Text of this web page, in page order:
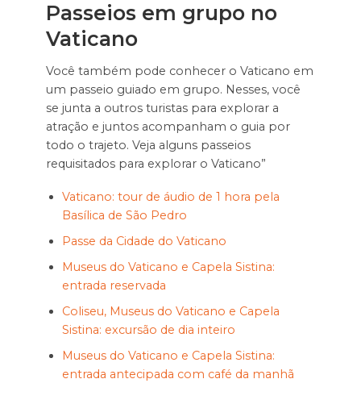
Passeios em grupo no
Vaticano
Você também pode conhecer o Vaticano em
um passeio guiado em grupo. Nesses, você
se junta a outros turistas para explorar a
atração e juntos acompanham o guia por
todo o trajeto. Veja alguns passeios
requisitados para explorar o Vaticano”
Vaticano: tour de áudio de 1 hora pela
Basílica de São Pedro
Passe da Cidade do Vaticano
Museus do Vaticano e Capela Sistina:
entrada reservada
Coliseu, Museus do Vaticano e Capela
Sistina: excursão de dia inteiro
Museus do Vaticano e Capela Sistina:
entrada antecipada com café da manhã